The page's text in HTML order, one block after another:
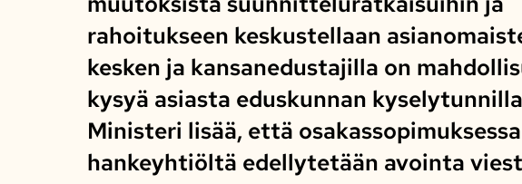
rahoitukseen keskustellaan
kesken ja kansanedustajilla on
kysyä asiasta eduskunnan
Ministeri lisää, että osakassopimuksessa
hankeyhtiöltä edellytetään avointa